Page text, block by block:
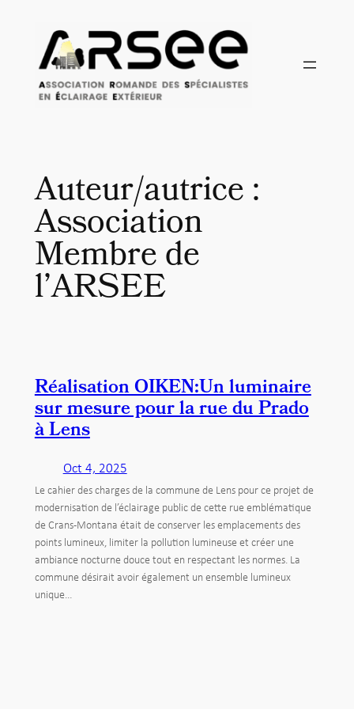
contenu
Auteur/autrice :
Association
Membre de
l’ARSEE
Réalisation OIKEN:Un luminaire
sur mesure pour la rue du Prado
à Lens
Oct 4, 2025
Le cahier des charges de la commune de Lens pour ce projet de
modernisation de l’éclairage public de cette rue emblématique
de Crans-Montana était de conserver les emplacements des
points lumineux, limiter la pollution lumineuse et créer une
ambiance nocturne douce tout en respectant les normes. La
commune désirait avoir également un ensemble lumineux
unique…